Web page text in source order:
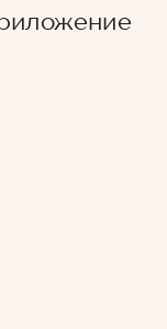
улице
по
между